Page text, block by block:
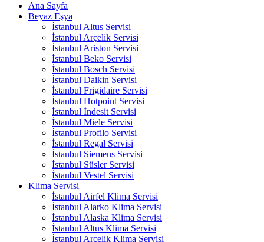
Ana Sayfa
Beyaz Eşya
İstanbul Altus Servisi
İstanbul Arçelik Servisi
İstanbul Ariston Servisi
İstanbul Beko Servisi
İstanbul Bosch Servisi
İstanbul Daikin Servisi
İstanbul Frigidaire Servisi
İstanbul Hotpoint Servisi
İstanbul İndesit Servisi
İstanbul Miele Servisi
İstanbul Profilo Servisi
İstanbul Regal Servisi
İstanbul Siemens Servisi
İstanbul Süsler Servisi
İstanbul Vestel Servisi
Klima Servisi
İstanbul Airfel Klima Servisi
İstanbul Alarko Klima Servisi
İstanbul Alaska Klima Servisi
İstanbul Altus Klima Servisi
İstanbul Arçelik Klima Servisi